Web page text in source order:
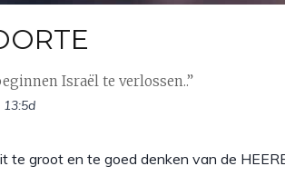
Israël te verlossen..”
te groot en te goed denken van de